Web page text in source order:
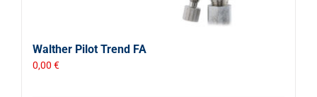
Walther Pilot Trend FA
0,00 €